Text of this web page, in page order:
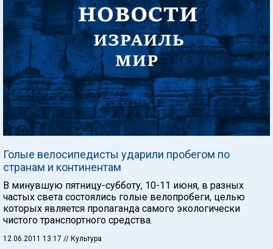
Голые велосипедисты ударили пробегом по
странам и континентам
В минувшую пятницу-субботу, 10-11 июня, в разных
частых света состоялись голые велопробеги, целью
которых является пропаганда самого экологически
чистого транспортного средства.
12.06.2011 13:17 // Культура